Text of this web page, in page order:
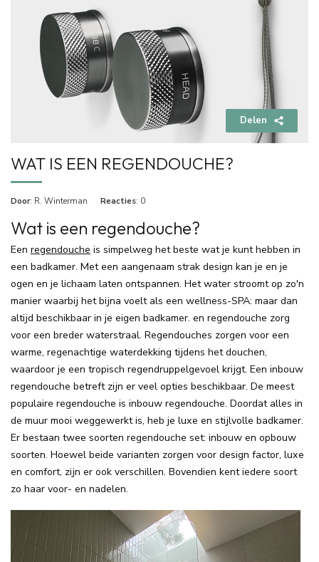
Delen
WAT IS EEN REGENDOUCHE?
Door: R. Winterman Reacties: 0
Wat is een regendouche?
Een regendouche is simpelweg het beste wat je kunt hebben in
een badkamer. Met een aangenaam strak design kan je en je
ogen en je lichaam laten ontspannen. Het water stroomt op zo'n
manier waarbij het bijna voelt als een wellness-SPA: maar dan
altijd beschikbaar in je eigen badkamer. en regendouche zorg
voor een breder waterstraal. Regendouches zorgen voor een
warme, regenachtige waterdekking tijdens het douchen,
waardoor je een tropisch regendruppelgevoel krijgt. Een inbouw
regendouche betreft zijn er veel opties beschikbaar. De meest
populaire regendouche is inbouw regendouche. Doordat alles in
de muur mooi weggewerkt is, heb je luxe en stijlvolle badkamer.
Er bestaan twee soorten regendouche set: inbouw en opbouw
soorten. Hoewel beide varianten zorgen voor design factor, luxe
en comfort, zijn er ook verschillen. Bovendien kent iedere soort
zo haar voor- en nadelen.